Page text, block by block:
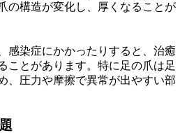
の構造が変化し、厚くなることが
感染症にかかったりすると、治癒
ことがあります。特に足の爪は足
、圧力や摩擦で異常が出やすい部